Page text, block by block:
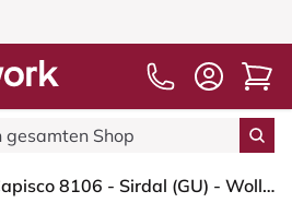
HÅG Capisco 8106 - Sirdal (GU) - Wolle - SRD630 - Brick red - Moss Grey - 200 mm (Sitzhöhe 46-64cm) - Bodengleiter